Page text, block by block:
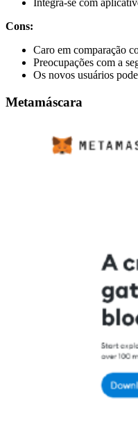
Integra-se com
Cons:
Caro em comparação
Preocupações com a
Os novos usuários
Metamáscara